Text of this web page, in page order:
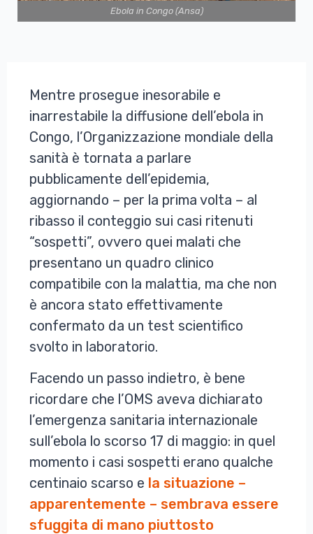
Ebola in Congo (Ansa)
Mentre prosegue inesorabile e
inarrestabile la diffusione dell’ebola in
Congo, l’Organizzazione mondiale della
sanità è tornata a parlare
pubblicamente dell’epidemia,
aggiornando – per la prima volta – al
ribasso il conteggio sui casi ritenuti
“sospetti”, ovvero quei malati che
presentano un quadro clinico
compatibile con la malattia, ma che non
è ancora stato effettivamente
confermato da un test scientifico
svolto in laboratorio.
Facendo un passo indietro, è bene
ricordare che l’OMS aveva dichiarato
l’emergenza sanitaria internazionale
sull’ebola lo scorso 17 di maggio: in quel
momento i casi sospetti erano qualche
centinaio scarso e la situazione –
apparentemente – sembrava essere
sfuggita di mano piuttosto